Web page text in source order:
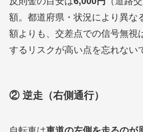
額。都道府県・状況により異な
額よりも、交差点での信号無視
するリスクが高い点を忘れない
② 逆走（右側通行）